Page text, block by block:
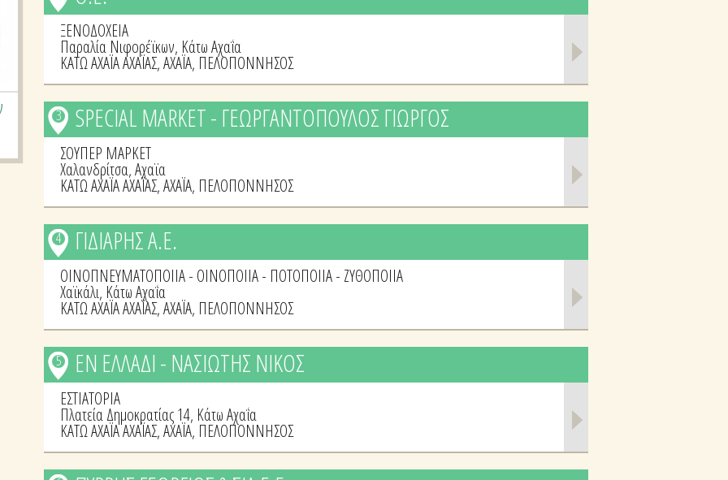
ΞΕΝΟΔΟΧΕΙΑ
Παραλία Νιφορέϊκων, Κάτω Αχαΐα
ΚΑΤΩ ΑΧΑΪΑ ΑΧΑΪΑΣ,ΑΧΑΪΑ, ΠΕΛΟΠΟΝΝΗΣΟΣ
SPECIAL MARKET - ΓΕΩΡΓΑΝΤΟΠΟΥΛΟΣ ΓΙΩΡΓΟΣ
3
ΣΟΥΠΕΡ ΜΑΡΚΕΤ
Χαλανδρίτσα, Αχαϊα
ΚΑΤΩ ΑΧΑΪΑ ΑΧΑΪΑΣ,ΑΧΑΪΑ, ΠΕΛΟΠΟΝΝΗΣΟΣ
ΓΙΔΙΑΡΗΣ Α.Ε.
4
ΟΙΝΟΠΝΕΥΜΑΤΟΠΟΙΙΑ - ΟΙΝΟΠΟΙΙΑ - ΠΟΤΟΠΟΙΙΑ - ΖΥΘΟΠΟΙΙΑ
Χαϊκάλι, Κάτω Αχαΐα
ΚΑΤΩ ΑΧΑΪΑ ΑΧΑΪΑΣ,ΑΧΑΪΑ, ΠΕΛΟΠΟΝΝΗΣΟΣ
ΕΝ ΕΛΛΑΔΙ - ΝΑΣΙΩΤΗΣ ΝΙΚΟΣ
5
ΕΣΤΙΑΤΟΡΙΑ
Πλατεία Δημοκρατίας 14, Κάτω Αχαΐα
ΚΑΤΩ ΑΧΑΪΑ ΑΧΑΪΑΣ,ΑΧΑΪΑ, ΠΕΛΟΠΟΝΝΗΣΟΣ